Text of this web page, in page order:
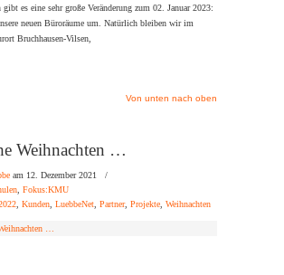
gibt es eine sehr große Veränderung zum 02. Januar 2023:
neuen Büroräume um. Natürlich bleiben wir im
Bruchhausen-Vilsen,
Von unten nach oben
Weihnachten …
am 12. Dezember 2021
/
, Fokus:KMU
, Kunden, LuebbeNet, Partner, Projekte, Weihnachten